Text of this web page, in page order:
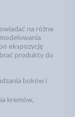
na różne
ekspozycję
produkty do
boków i
kremów,